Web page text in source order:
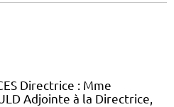
Directrice : Mme
Adjointe à la Directrice,